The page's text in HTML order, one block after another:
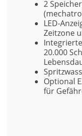
2
LED-
Zeitzone
20.000
Optional
für